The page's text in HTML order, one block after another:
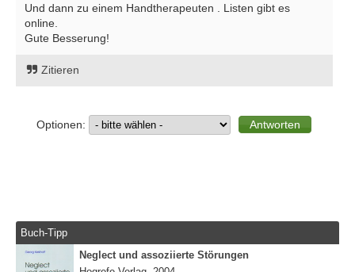
Und dann zu einem Handtherapeuten . Listen gibt es
online.
Gute Besserung!
Zitieren
Optionen:
Buch-Tipp
Neglect und assoziierte Störungen